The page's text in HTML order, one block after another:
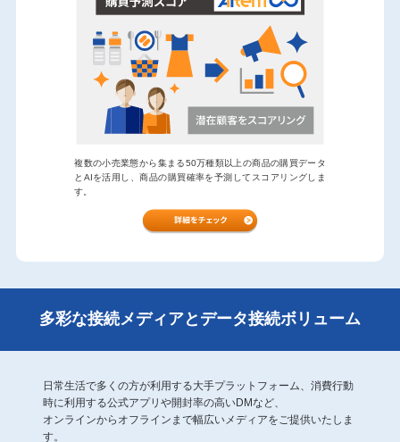
複数の小売業態から集まる50万種類以上の商品の購買データ
とAIを活用し、商品の購買確率を予測してスコアリングしま
す。
多彩な接続メディアとデータ接続ボリューム
日常生活で多くの方が利用する大手プラットフォーム、消費行動
時に利用する公式アプリや開封率の高いDMなど、
オンラインからオフラインまで幅広いメディアをご提供いたしま
す。